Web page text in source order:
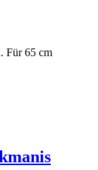
Für 65 cm